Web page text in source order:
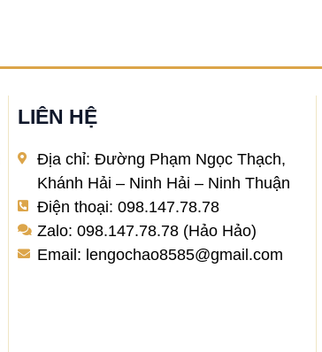
LIÊN HỆ
Địa chỉ: Đường Phạm Ngọc Thạch,
Khánh Hải – Ninh Hải – Ninh Thuận
Điện thoại: 098.147.78.78
Zalo: 098.147.78.78 (Hảo Hảo)
Email: lengochao8585@gmail.com